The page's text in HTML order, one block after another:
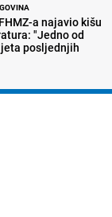
a najavio kišu
"Jedno od
posljednjih